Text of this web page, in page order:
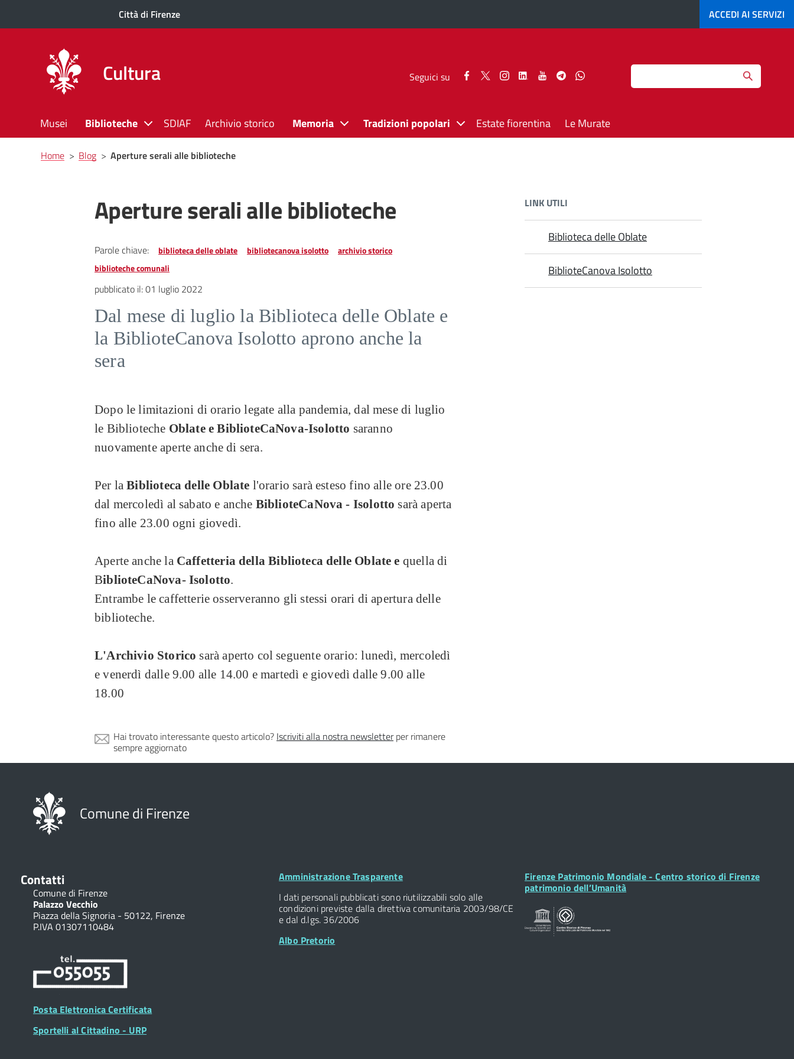
Città di Firenze ACCEDI AI SERVIZI
Cultura Seguici su
Seguici SeguiciSeguici Seguici SeguiciSeguiciSeguici
Search
Musei Biblioteche SDIAF Archivio storico Memoria Tradizioni popolari Estate fiorentina Le Murate
Briciole
di
Home> Blog> Aperture serali alle biblioteche
Aperture serali alle biblioteche
Parole chiave: biblioteca delle oblate bibliotecanova isolotto
archivio storico
biblioteche comunali
pubblicato il:01 luglio 2022
Dal mese di luglio la Biblioteca delle Oblate e
la BiblioteCanova Isolotto aprono anche la
sera
Dopo le limitazioni di orario legate alla pandemia, dal mese di luglio
le Biblioteche Oblate e BiblioteCaNova-Isolotto saranno
nuovamente aperte anche di sera.
Per laBiblioteca delle Oblate l'orario sarà esteso fino alle ore 23.00
dal mercoledì al sabato e anche BiblioteCaNova - Isolotto sarà aperta
fino alle 23.00 ogni giovedì.
Aperte anche la Caffetteria della Biblioteca delle Oblate e quella di
BiblioteCaNova- Isolotto.
Entrambe le caffetterie osserveranno gli stessi orari di apertura delle
biblioteche.
L'Archivio Storico sarà aperto col seguente orario: lunedì, mercoledì
e venerdì dalle 9.00 alle 14.00 e martedì e giovedì dalle 9.00 alle
18.00
LINK UTILI
Biblioteca delle Oblate
BiblioteCanova Isolotto
Hai trovato interessante questo articolo? Iscriviti alla nostra newsletterper rimanere
sempre aggiornato
Comune di Firenze
Contatti
Comune di Firenze
Palazzo Vecchio
Piazza della Signoria - 50122, Firenze
P.IVA 01307110484
Posta Elettronica Certificata
Sportelli al Cittadino - URP
Footer
Amministrazione Trasparente
I dati personali pubblicati sono riutilizzabili solo alle
condizioni previste dalla direttiva comunitaria 2003/98/CE
e dal d.lgs. 36/2006
Albo Pretorio
Footer
Widget
Firenze Patrimonio Mondiale - Centro storico di Firenze
patrimonio dell’Umanità